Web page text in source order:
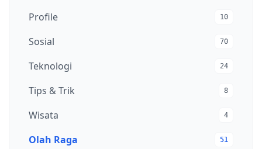
Profile 10
Sosial 70
Teknologi 24
Tips & Trik 8
Wisata 4
Olah Raga 51